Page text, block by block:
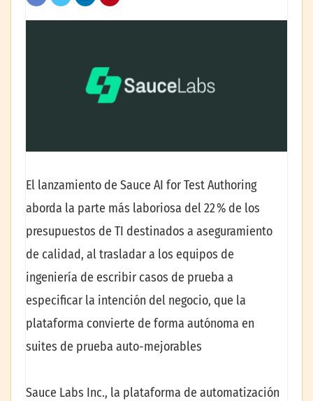
El lanzamiento de Sauce AI for Test Authoring
aborda la parte más laboriosa del 22 % de los
presupuestos de TI destinados a aseguramiento
de calidad, al trasladar a los equipos de
ingeniería de escribir casos de prueba a
especificar la intención del negocio, que la
plataforma convierte de forma autónoma en
suites de prueba auto-mejorables
Sauce Labs Inc., la plataforma de automatización